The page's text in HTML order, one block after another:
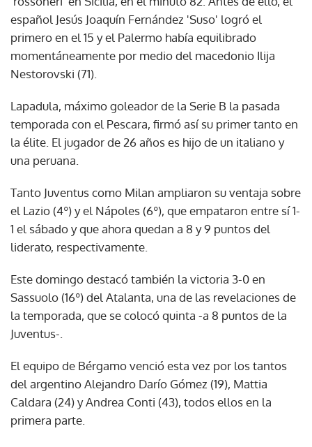
español Jesús Joaquín Fernández 'Suso' logró el
primero en el 15 y el Palermo había equilibrado
momentáneamente por medio del macedonio Ilija
Nestorovski (71).
Lapadula, máximo goleador de la Serie B la pasada
temporada con el Pescara, firmó así su primer tanto en
la élite. El jugador de 26 años es hijo de un italiano y
una peruana.
Tanto Juventus como Milan ampliaron su ventaja sobre
el Lazio (4º) y el Nápoles (6º), que empataron entre sí 1-
1 el sábado y que ahora quedan a 8 y 9 puntos del
liderato, respectivamente.
Este domingo destacó también la victoria 3-0 en
Sassuolo (16º) del Atalanta, una de las revelaciones de
la temporada, que se colocó quinta -a 8 puntos de la
Juventus-.
El equipo de Bérgamo venció esta vez por los tantos
del argentino Alejandro Darío Gómez (19), Mattia
Caldara (24) y Andrea Conti (43), todos ellos en la
primera parte.